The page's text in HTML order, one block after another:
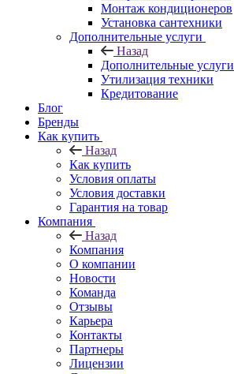
Монтаж кондиционеров
Установка сантехники
Дополнительные услуги
Назад
Дополнительные услуги
Утилизация техники
Кредитование
Блог
Бренды
Как купить
Назад
Как купить
Условия оплаты
Условия доставки
Гарантия на товар
Компания
Назад
Компания
О компании
Новости
Команда
Отзывы
Карьера
Контакты
Партнеры
Лицензии